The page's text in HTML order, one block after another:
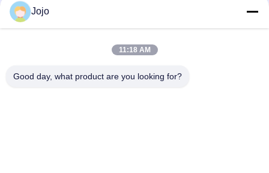
アモニアクレイカー工場 水素生産,ガラス浮動ライン,鉄鋼産業
Jojo
11:18 AM
Good day, what product are you looking for?